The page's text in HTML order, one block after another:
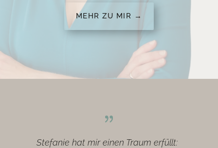
MEHR ZU MIR →
Stefanie hat mir einen Traum erfüllt: